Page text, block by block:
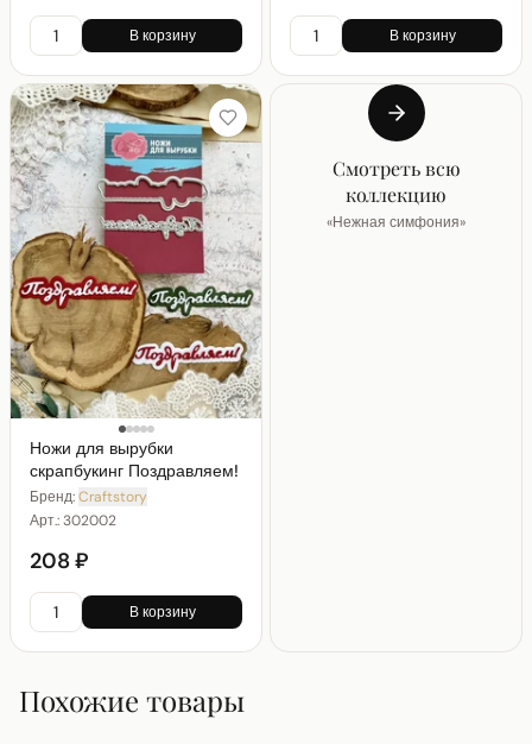
В корзину В корзину
Ножи для вырубки
скрапбукинг Поздравляем!
Бренд:Craftstory
Арт.:302002
208 ₽
В корзину
Смотреть всю
коллекцию
«Нежная симфония»
Похожие товары